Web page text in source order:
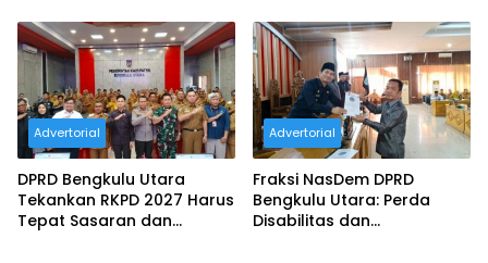
Penanaman Jagung 1
Hektare
Tingkatkan Kesejahteraan
Masyarakat
Advertorial
DPRD Bengkulu Utara
Tekankan RKPD 2027 Harus
Tepat Sasaran dan
Advertorial
Fraksi NasDem DPRD
Bengkulu Utara: Perda
Disabilitas dan